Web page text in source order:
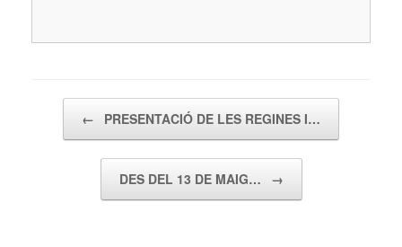
← PRESENTACIÓ DE LES REGINES I…
DES DEL 13 DE MAIG… →